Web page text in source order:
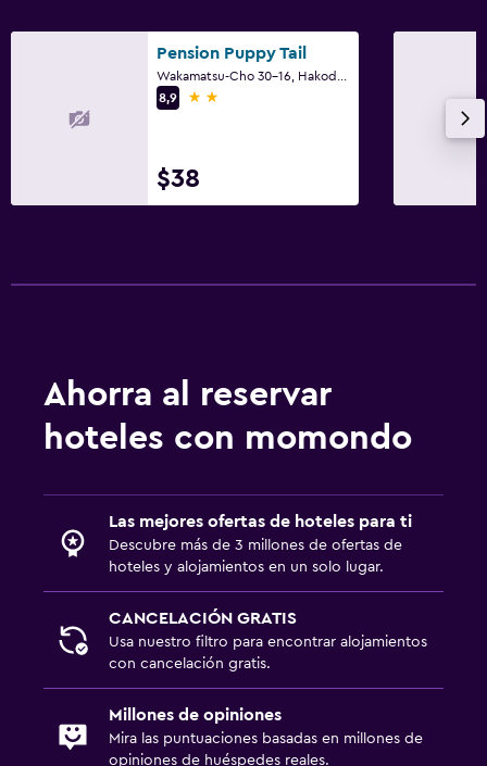
Pension Puppy Tail
8,9
2 estrellas
$38
Ahorra al reservar
hoteles con momondo
Las mejores ofertas de hoteles para ti
Descubre más de 3 millones de ofertas de
hoteles y alojamientos en un solo lugar.
CANCELACIÓN GRATIS
Usa nuestro filtro para encontrar alojamientos
con cancelación gratis.
Millones de opiniones
Mira las puntuaciones basadas en millones de
opiniones de huéspedes reales.